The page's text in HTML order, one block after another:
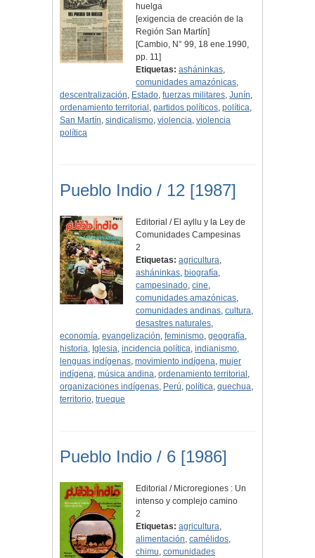
huelga
[exigencia de creación de la
Región San Martín]
[Cambio, N° 99, 18 ene.1990,
pp. 11]
Etiquetas: asháninkas,
comunidades amazónicas,
descentralización, Estado, fuerzas militares, Junín,
ordenamiento territorial , partidos políticos, política,
San Martín, sindicalismo, violencia, violencia
política
Pueblo Indio / 12 [1987]
Editorial / El ayllu y la Ley de
Comunidades Campesinas
2
Etiquetas: agricultura,
asháninkas, biografía,
campesinado,cine,
comunidades amazónicas,
comunidades andinas,cultura,
desastres naturales,
economía, evangelización, feminismo, geografía,
historia, Iglesia, incidencia política, indianismo,
lenguas indígenas, movimiento indígena, mujer
indígena, música andina, ordenamiento territorial ,
organizaciones indígenas, Perú, política, quechua,
territorio, trueque
Pueblo Indio / 6 [1986]
Editorial / Microregiones : Un
intenso y complejo camino
2
Etiquetas: agricultura,
alimentación,camélidos,
chimu,comunidades